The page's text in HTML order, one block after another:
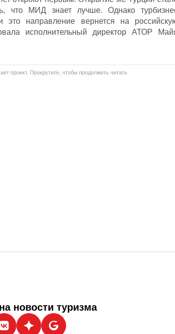
что МИД знает лучше. Однако
направление вернется на
исполнительный директор АТОР
проект. Прокрутите, чтобы продолжить читать
новости туризма